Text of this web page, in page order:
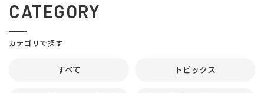
CATEGORY
カテゴリで探す
すべて トピックス